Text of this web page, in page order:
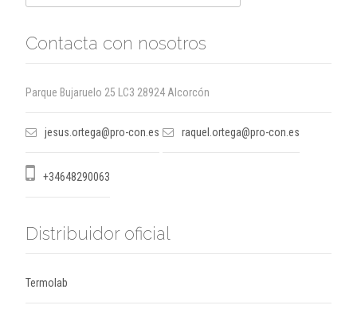
por:
Contacta con nosotros
Parque Bujaruelo 25 LC3 28924 Alcorcón
jesus.ortega@pro-con.es raquel.ortega@pro-con.es
+34648290063
Distribuidor oficial
Termolab